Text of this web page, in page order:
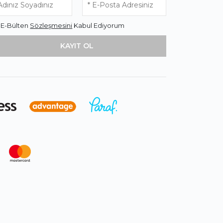
E-Bülten Sözleşmesini Kabul Ediyorum